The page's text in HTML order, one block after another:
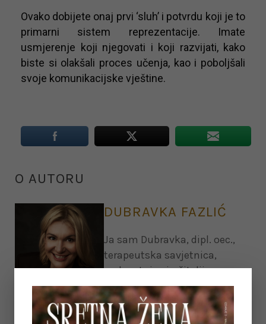
Ovako dobijete onaj prvi ‘sluh’ i potvrdu koji je to
primarni sistem reprezentacije. Imate
usmjerenje koji njegovati i koji razvijati, kako
biste si olakšali proces učenja, kao i poboljšali
svoje komunikacijske vještine.
O AUTORU
DUBRAVKA FAZLIĆ
Ja sam Dubravka, dipl. oec.,
terapeutska savjetnica,
poduzetnica i učiteljica
mindfulnessa. Karijeru sam
počela graditi u obiteljskoj
tvrtki koja je u to vrijeme bila